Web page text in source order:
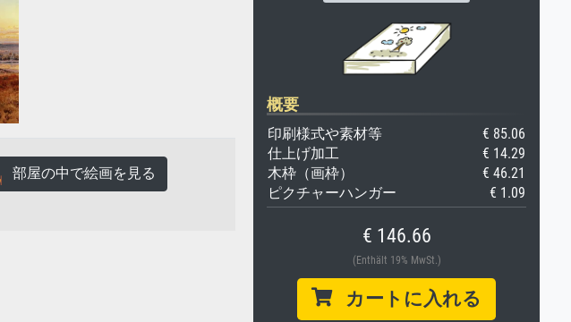
部屋の中で絵画を見る
概要
印刷様式や素材等
€ 85.06
仕上げ加工
€ 14.29
木枠（画枠）
€ 46.21
ピクチャーハンガー
€ 1.09
€ 146.66
(Enthält 19% MwSt.)
カートに入れる